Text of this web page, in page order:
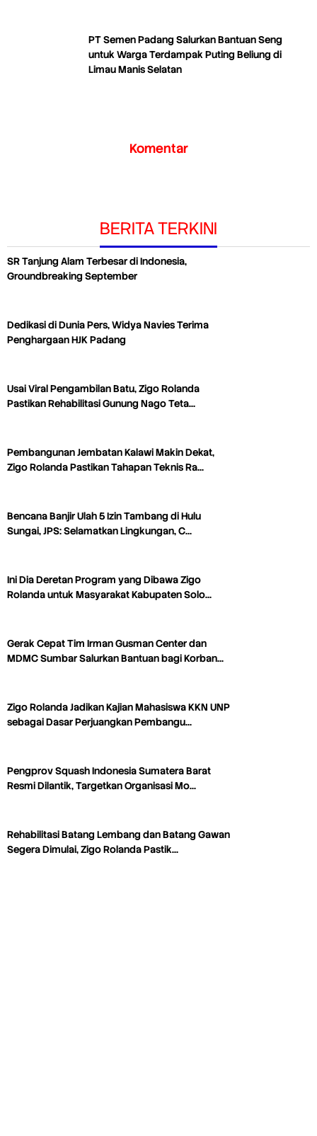
PT Semen Padang Salurkan Bantuan Seng
untuk Warga Terdampak Puting Beliung di
Limau Manis Selatan
Komentar
BERITA TERKINI
SR Tanjung Alam Terbesar di Indonesia,
Groundbreaking September
Dedikasi di Dunia Pers, Widya Navies Terima
Penghargaan HJK Padang
Usai Viral Pengambilan Batu, Zigo Rolanda
Pastikan Rehabilitasi Gunung Nago Teta…
Pembangunan Jembatan Kalawi Makin Dekat,
Zigo Rolanda Pastikan Tahapan Teknis Ra…
Bencana Banjir Ulah 5 Izin Tambang di Hulu
Sungai, JPS: Selamatkan Lingkungan, C…
Ini Dia Deretan Program yang Dibawa Zigo
Rolanda untuk Masyarakat Kabupaten Solo…
Gerak Cepat Tim Irman Gusman Center dan
MDMC Sumbar Salurkan Bantuan bagi Korban…
Zigo Rolanda Jadikan Kajian Mahasiswa KKN UNP
sebagai Dasar Perjuangkan Pembangu…
Pengprov Squash Indonesia Sumatera Barat
Resmi Dilantik, Targetkan Organisasi Mo…
Rehabilitasi Batang Lembang dan Batang Gawan
Segera Dimulai, Zigo Rolanda Pastik…